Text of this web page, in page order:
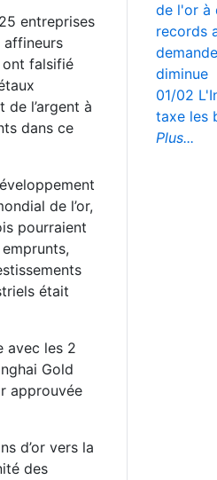
entreprises
affineurs
ont falsifié
l’argent à
dans ce
de l’or,
pourraient
était
avec les 2
Gold
approuvée
d’or vers la
des
de l'or à
records
diminue
01/02
taxe les
Plus...